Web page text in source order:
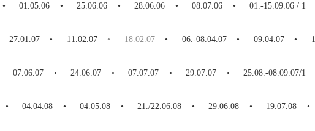
01.05.06 25.06.06 28.06.06 08.07.06 01.-15.09.06 / 1
27.01.07 11.02.07 18.02.07 06.-08.04.07 09.04.07
07.06.07 24.06.07 07.07.07 29.07.07 25.08.-08.09.07/1
04.04.08 04.05.08 21./22.06.08 29.06.08 19.07.08